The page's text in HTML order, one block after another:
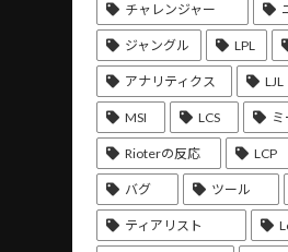
チャレンジャー
ジャングル LPL
アナリティクス LJL
MSI LCS
Rioterの反応 LCP
バグ ツール
ティアリスト